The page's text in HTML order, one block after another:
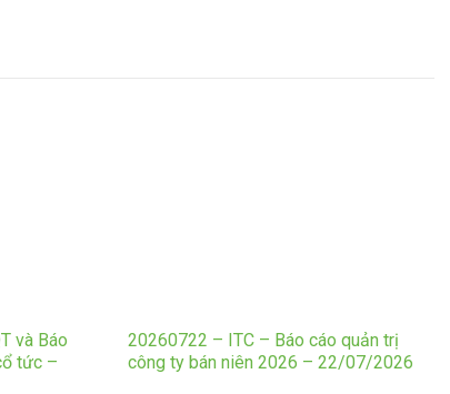
và Báo
tức –
20260722 – ITC – Báo cáo quản trị
công ty bán niên 2026 – 22/07/2026